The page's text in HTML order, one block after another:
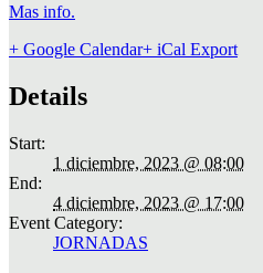
Mas info.
+ Google Calendar+ iCal Export
Details
Start:
1 diciembre, 2023 @ 08:00
End:
4 diciembre, 2023 @ 17:00
Event Category:
JORNADAS